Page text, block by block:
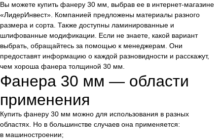
Вы можете купить фанеру 30 мм, выбрав ее в интернет-магазине
«ЛидерИнвест». Компанией предложены материалы разного
размера и сорта. Также доступны ламинированные и
шлифованные модификации. Если не знаете, какой вариант
выбрать, обращайтесь за помощью к менеджерам. Они
предоставят информацию о каждой разновидности и расскажут,
чем хороша фанера толщиной 30 мм.
Фанера 30 мм — области
применения
Купить фанеру 30 мм можно для использования в разных
областях. Но в большинстве случаев она применяется:
в машиностроении;